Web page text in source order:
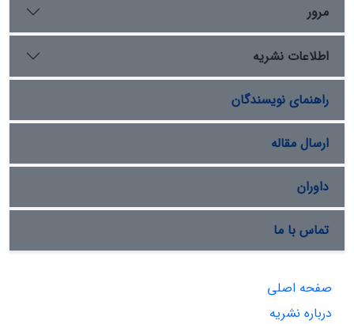
مرور
اطلاعات نشریه
راهنمای نویسندگان
ارسال مقاله
داوران
تماس با ما
صفحه اصلی
درباره نشریه